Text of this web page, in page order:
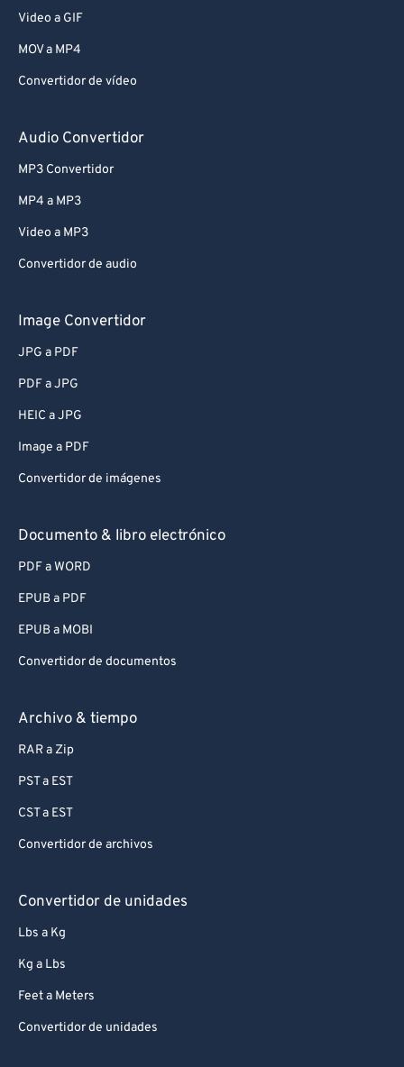
Video a GIF
MOV a MP4
Convertidor de vídeo
Audio Convertidor
MP3 Convertidor
MP4 a MP3
Video a MP3
Convertidor de audio
Image Convertidor
JPG a PDF
PDF a JPG
HEIC a JPG
Image a PDF
Convertidor de imágenes
Documento & libro electrónico
PDF a WORD
EPUB a PDF
EPUB a MOBI
Convertidor de documentos
Archivo & tiempo
RAR a Zip
PST a EST
CST a EST
Convertidor de archivos
Convertidor de unidades
Lbs a Kg
Kg a Lbs
Feet a Meters
Convertidor de unidades